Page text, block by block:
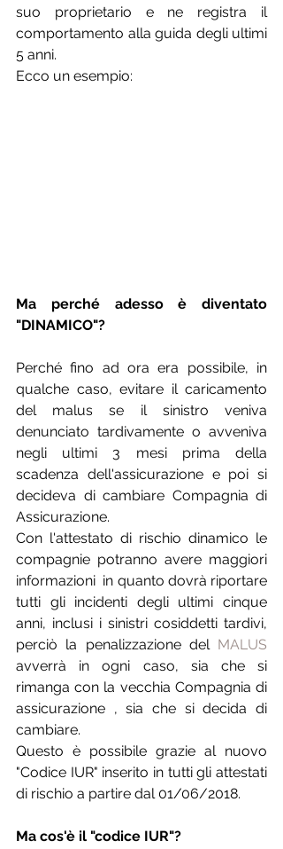
suo proprietario e ne registra il
comportamento alla guida degli ultimi
5 anni.
Ecco un esempio:
Ma perché adesso è diventato
"DINAMICO"?
Perché fino ad ora era possibile, in
qualche caso, evitare il caricamento
del malus se il sinistro veniva
denunciato tardivamente o avveniva
negli ultimi 3 mesi prima della
scadenza dell'assicurazione e poi si
decideva di cambiare Compagnia di
Assicurazione.
Con l'attestato di rischio dinamico le
compagnie potranno avere maggiori
informazioni  in quanto dovrà riportare
tutti gli incidenti degli ultimi cinque
anni, inclusi i sinistri cosiddetti tardivi,
perciò la penalizzazione del MALUS
avverrà in ogni caso, sia che si
rimanga con la vecchia Compagnia di
assicurazione , sia che si decida di
cambiare.
Questo è possibile grazie al nuovo
"Codice IUR" inserito in tutti gli attestati
di rischio a partire dal 01/06/2018.
Ma cos'è il "codice IUR"?